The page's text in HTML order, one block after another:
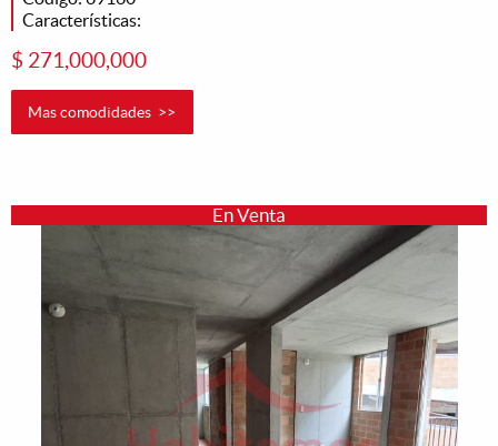
Características:
$ 271,000,000
Mas comodidades >>
En Venta